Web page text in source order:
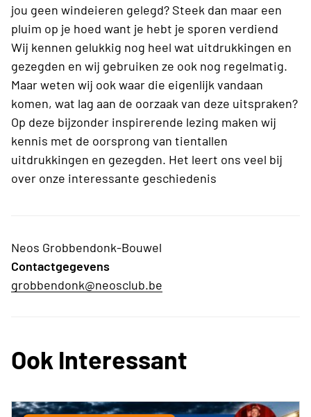
jou geen windeieren gelegd? Steek dan maar een
pluim op je hoed want je hebt je sporen verdiend
Wij kennen gelukkig nog heel wat uitdrukkingen en
gezegden en wij gebruiken ze ook nog regelmatig.
Maar weten wij ook waar die eigenlijk vandaan
komen, wat lag aan de oorzaak van deze uitspraken?
Op deze bijzonder inspirerende lezing maken wij
kennis met de oorsprong van tientallen
uitdrukkingen en gezegden. Het leert ons veel bij
over onze interessante geschiedenis
Neos Grobbendonk-Bouwel
Contactgegevens
grobbendonk@neosclub.be
Ook Interessant